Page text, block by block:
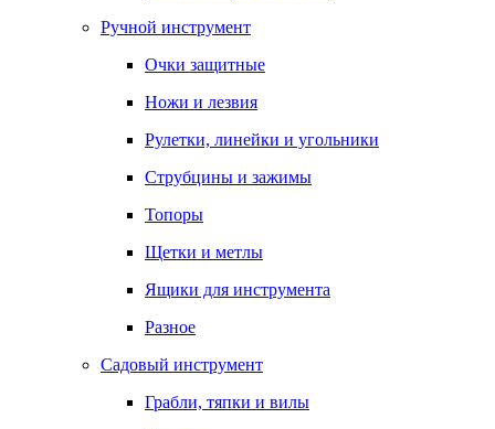
Ручной инструмент
Очки защитные
Ножи и лезвия
Рулетки, линейки и угольники
Струбцины и зажимы
Топоры
Щетки и метлы
Ящики для инструмента
Разное
Садовый инструмент
Грабли, тяпки и вилы